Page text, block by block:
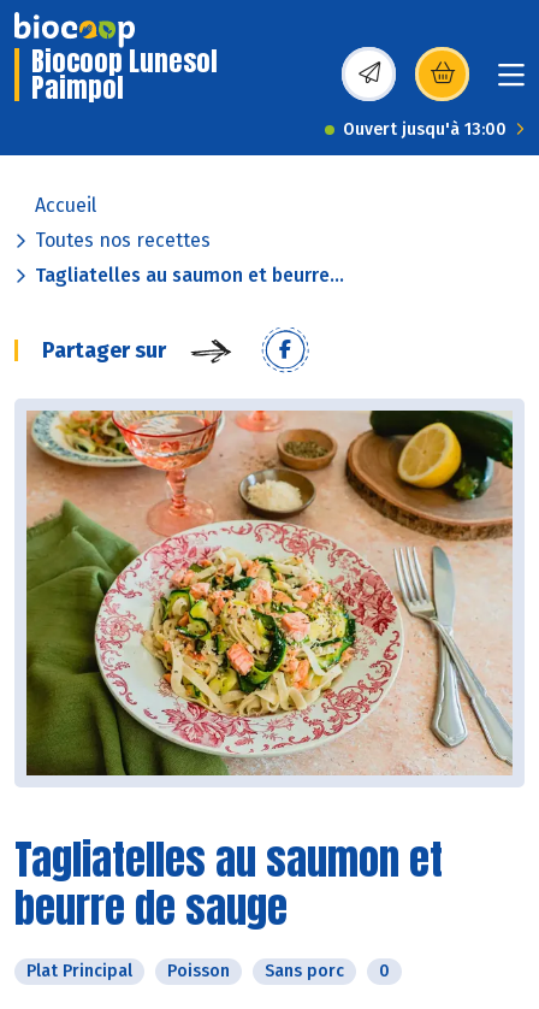
Biocoop Lunesol
Paimpol (s’ouvre dans une
Ouvert jusqu'à 13:00
Accueil
Toutes nos recettes
Tagliatelles au saumon et beurre...
Partager sur
Tagliatelles au saumon et
beurre de sauge
Plat Principal Poisson Sans porc 0